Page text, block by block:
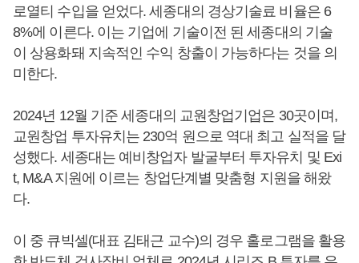
로열티 수입을 얻었다. 세종대의 경상기술료 비율은 6
8%에 이른다. 이는 기업에 기술이전 된 세종대의 기술
이 상용화돼 지속적인 수익 창출이 가능하다는 것을 의
미한다.
2024년 12월 기준 세종대의 교원창업기업은 30곳이며,
교원창업 투자유치는 230억 원으로 역대 최고 실적을 달
성했다. 세종대는 예비창업자 발굴부터 투자유치 및 Exi
t, M&A 지원에 이르는 창업단계별 맞춤형 지원을 해왔
다.
이 중 큐빅셀(대표 김태근 교수)의 경우 홀로그램을 활용